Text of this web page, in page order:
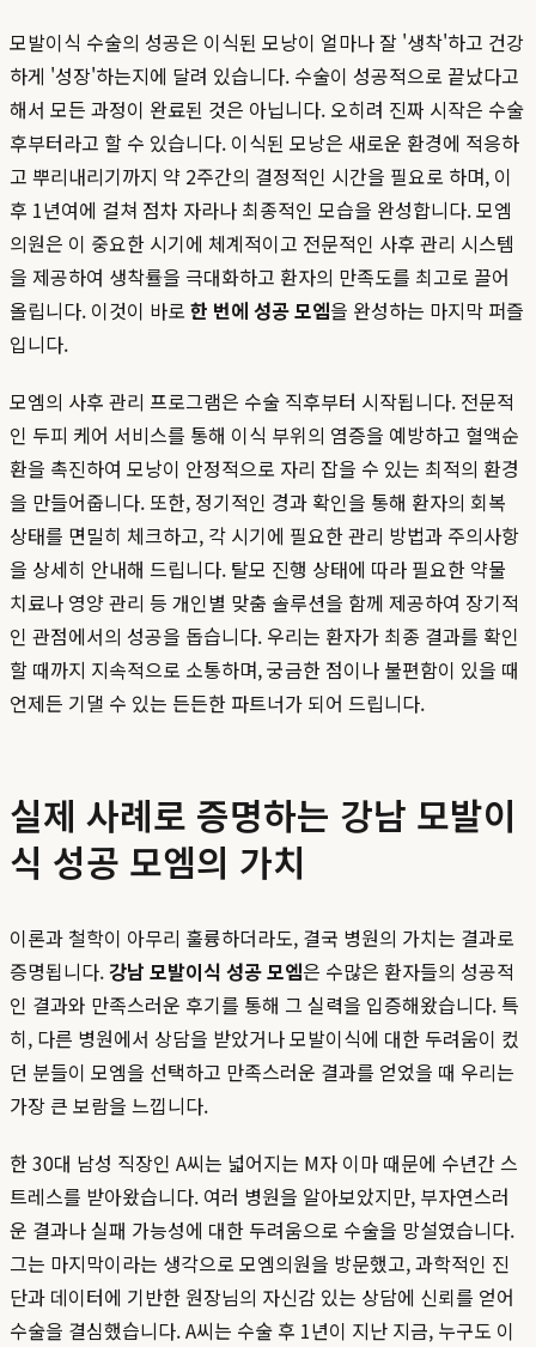
모발이식 수술의 성공은 이식된 모낭이 얼마나 잘 '생착'하고 건강
하게 '성장'하는지에 달려 있습니다. 수술이 성공적으로 끝났다고
해서 모든 과정이 완료된 것은 아닙니다. 오히려 진짜 시작은 수술
후부터라고 할 수 있습니다. 이식된 모낭은 새로운 환경에 적응하
고 뿌리내리기까지 약 2주간의 결정적인 시간을 필요로 하며, 이
후 1년여에 걸쳐 점차 자라나 최종적인 모습을 완성합니다. 모엠
의원은 이 중요한 시기에 체계적이고 전문적인 사후 관리 시스템
을 제공하여 생착률을 극대화하고 환자의 만족도를 최고로 끌어
올립니다. 이것이 바로 한 번에 성공 모엠을 완성하는 마지막 퍼즐
입니다.
모엠의 사후 관리 프로그램은 수술 직후부터 시작됩니다. 전문적
인 두피 케어 서비스를 통해 이식 부위의 염증을 예방하고 혈액순
환을 촉진하여 모낭이 안정적으로 자리 잡을 수 있는 최적의 환경
을 만들어줍니다. 또한, 정기적인 경과 확인을 통해 환자의 회복
상태를 면밀히 체크하고, 각 시기에 필요한 관리 방법과 주의사항
을 상세히 안내해 드립니다. 탈모 진행 상태에 따라 필요한 약물
치료나 영양 관리 등 개인별 맞춤 솔루션을 함께 제공하여 장기적
인 관점에서의 성공을 돕습니다. 우리는 환자가 최종 결과를 확인
할 때까지 지속적으로 소통하며, 궁금한 점이나 불편함이 있을 때
언제든 기댈 수 있는 든든한 파트너가 되어 드립니다.
실제 사례로 증명하는 강남 모발이
식 성공 모엠의 가치
이론과 철학이 아무리 훌륭하더라도, 결국 병원의 가치는 결과로
증명됩니다.강남 모발이식 성공 모엠은 수많은 환자들의 성공적
인 결과와 만족스러운 후기를 통해 그 실력을 입증해왔습니다. 특
히, 다른 병원에서 상담을 받았거나 모발이식에 대한 두려움이 컸
던 분들이 모엠을 선택하고 만족스러운 결과를 얻었을 때 우리는
가장 큰 보람을 느낍니다.
한 30대 남성 직장인 A씨는 넓어지는 M자 이마 때문에 수년간 스
트레스를 받아왔습니다. 여러 병원을 알아보았지만, 부자연스러
운 결과나 실패 가능성에 대한 두려움으로 수술을 망설였습니다.
그는 마지막이라는 생각으로 모엠의원을 방문했고, 과학적인 진
단과 데이터에 기반한 원장님의 자신감 있는 상담에 신뢰를 얻어
수술을 결심했습니다. A씨는 수술 후 1년이 지난 지금, 누구도 이